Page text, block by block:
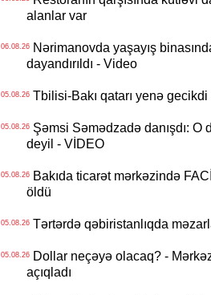
alanlar var
06.08.26Nərimanovda yaşayış
dayandırıldı - Video
05.08.26Tbilisi-Bakı qatarı yenə gecikdi
05.08.26Şəmsi Səmədzadə danışdı: O
deyil - VİDEO
05.08.26Bakıda ticarət mərkəzində
öldü
05.08.26Tərtərdə qəbiristanlıqda
05.08.26Dollar neçəyə olacaq? -
açıqladı